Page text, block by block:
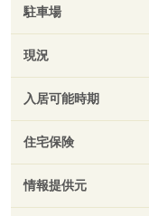
駐車場
現況
入居可能時期
住宅保険
情報提供元